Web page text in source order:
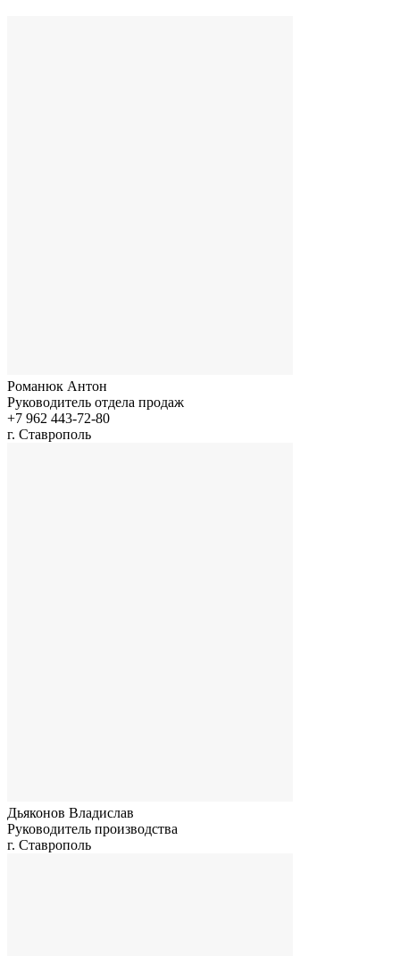
Романюк Антон
Руководитель отдела продаж
+7 962 443-72-80
г. Ставрополь
Дьяконов Владислав
Руководитель производства
г. Ставрополь